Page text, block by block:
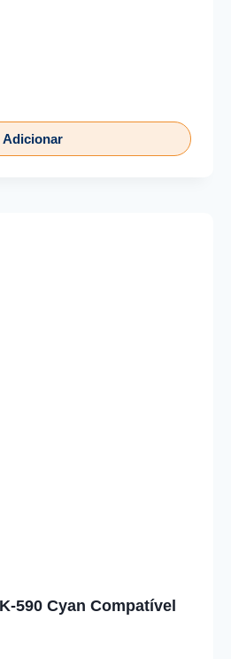
Adicionar
590 Cyan Compatível